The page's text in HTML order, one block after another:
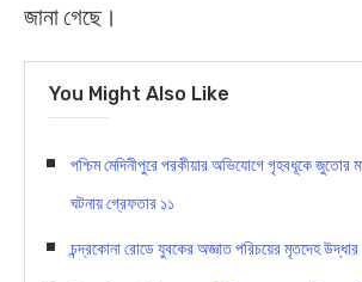
জানা গেছে।
You Might Also Like
পশ্চিম মেদিনীপুরে পরকীয়ার অভিযোগে গৃহবধূকে জুতোর
ঘটনায় গ্রেফতার ১১
চন্দ্রকোনা রোডে যুবকের অজ্ঞাত পরিচয়ের মৃতদেহ উদ্ধার